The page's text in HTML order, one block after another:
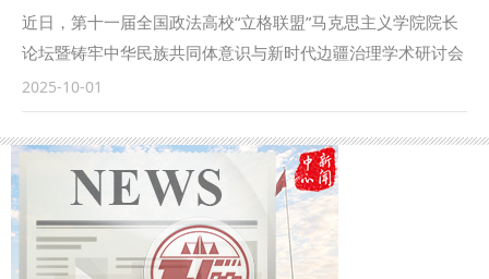
委员会专职委员张曼慧与西北政法大学副校长张荣刚签署《涉
外法治人才协同培养基地共建协议》（简称《协议》）。 西
安中院党组书记、院长赵雷首先致辞。他指出，西安作为“一
带一路”重要节点城市，成为内陆型对外开放的新前沿，涉外
司法审判工作面临新任务新要求。西安法院必须紧扣以审判工
作现代化支撑和服务中国式现代化的时代课题，立足全国大
局，树立世界眼光，打开国际视野，为推动“一带一路”国际商
事法律服务示范区（中央法务区）建设高质量发展，营造市场
化法治化国际化营商环境注入强劲的司法动能。涉外法治人才
近日，第十一届全国政法高校“立格联盟”马克思主义学院院长
论坛暨铸牢中华民族共同体意识与新时代边疆治理学术研讨会
在新疆政法学院举行。我校马克思主义学院副院长鲁洋、院长
助理赵琳、闫欢应邀参会。 在论坛主旨发言环节，鲁洋作题
为“‘四个与共’与铸牢中华民族共同体意识”的发言。在平行论坛
发言环节，赵琳作题为“一核两融·三维协同：西北政法大学思
政课教学高质量发展的实践探索”的发言。鲁洋还参加了“立格
联盟”高校院长与组团式对口援助新疆政法学院马克思主义学
院院长联席会议。 本次立格联盟院长论坛的举办恰逢庆祝新
2025-10-01